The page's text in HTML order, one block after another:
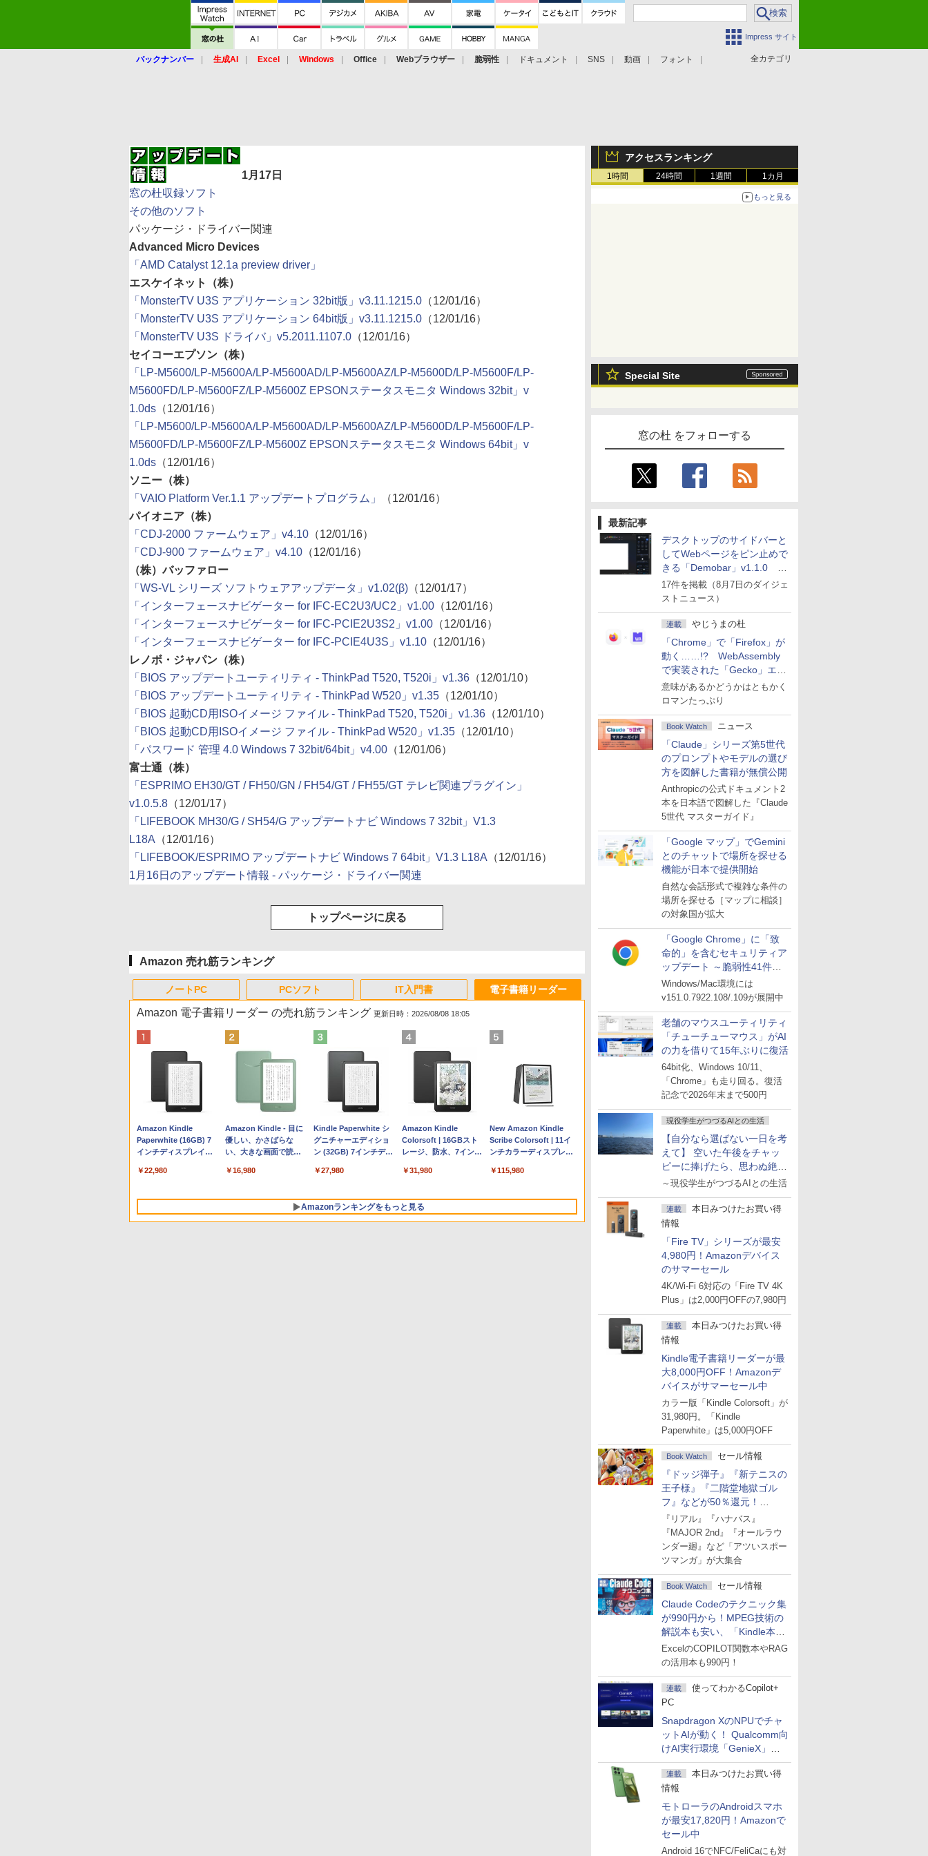
Impress サイト
全カテゴリ
バックナンバー 生成AI Excel Windows Office Webブラウザー 脆弱性 ドキュメント SNS 動画 フォント
アクセスランキング
1時間 24時間 1週間 1カ月
もっと見る
Special Site
窓の杜 をフォローする
最新記事
デスクトップのサイドバーと
してWebページをピン止めで
きる「Demobar」v1.1.0 ほ
か
17件を掲載（8月7日のダイジェ
ストニュース）
連載 やじうまの杜
「Chrome」で「Firefox」が
動く……!? WebAssembly
で実装された「Gecko」エン
ジン
意味があるかどうかはともかく
ロマンたっぷり
Book Watch ニュース
「Claude」シリーズ第5世代
のプロンプトやモデルの選び
方を図解した書籍が無償公開
Anthropicの公式ドキュメント2
本を日本語で図解した『Claude
5世代 マスターガイド』
「Google マップ」でGemini
とのチャットで場所を探せる
機能が日本で提供開始
自然な会話形式で複雑な条件の
場所を探せる［マップに相談］
の対象国が拡大
「Google Chrome」に「致
命的」を含むセキュリティア
ップデート ～脆弱性41件に
対処
Windows/Mac環境には
v151.0.7922.108/.109が展開中
老舗のマウスユーティリティ
「チューチューマウス」がAI
の力を借りて15年ぶりに復活
64bit化、Windows 10/11、
「Chrome」も走り回る。復活
記念で2026年末まで500円
現役学生がつづるAIとの生活
【自分なら選ばない一日を考
えて】 空いた午後をチャッ
ピーに捧げたら、思わぬ絶景
に出会った話
～現役学生がつづるAIとの生活
連載
本日みつけたお買い得
情報
「Fire TV」シリーズが最安
4,980円！Amazonデバイス
のサマーセール
4K/Wi-Fi 6対応の「Fire TV 4K
Plus」は2,000円OFFの7,980円
連載
本日みつけたお買い得
情報
Kindle電子書籍リーダーが最
大8,000円OFF！Amazonデ
バイスがサマーセール中
カラー版「Kindle Colorsoft」が
31,980円。「Kindle
Paperwhite」は5,000円OFF
Book Watch セール情報
『ドッジ弾子』『新テニスの
王子様』『二階堂地獄ゴル
フ』などが50％還元！
Amazonマンガ週末セール
『リアル』『ハナバス』
『MAJOR 2nd』『オールラウ
ンダー廻』など「アツいスポー
ツマンガ」が大集合
Book Watch セール情報
Claude Codeのテクニック集
が990円から！MPEG技術の
解説本も安い、「Kindle本サ
マーセール」第2弾開始！
ExcelのCOPILOT関数本やRAG
の活用本も990円！
連載
使ってわかるCopilot+
PC
Snapdragon XのNPUでチャ
ットAIが動く！ Qualcomm向
けAI実行環境「GenieX」を
試してみた
連載
本日みつけたお買い得
情報
モトローラのAndroidスマホ
が最安17,820円！Amazonで
セール中
Android 16でNFC/FeliCaにも対
1月17日
窓の杜収録ソフト
その他のソフト
パッケージ・ドライバー関連
Advanced Micro Devices
「AMD Catalyst 12.1a preview driver」
エスケイネット（株）
「MonsterTV U3S アプリケーション 32bit版」v3.11.1215.0 （12/01/16）
「MonsterTV U3S アプリケーション 64bit版」v3.11.1215.0 （12/01/16）
「MonsterTV U3S ドライバ」v5.2011.1107.0 （12/01/16）
セイコーエプソン（株）
「LP-M5600/LP-M5600A/LP-M5600AD/LP-M5600AZ/LP-M5600D/LP-M5600F/LP-
M5600FD/LP-M5600FZ/LP-M5600Z EPSONステータスモニタ Windows 32bit」v
1.0ds （12/01/16）
「LP-M5600/LP-M5600A/LP-M5600AD/LP-M5600AZ/LP-M5600D/LP-M5600F/LP-
M5600FD/LP-M5600FZ/LP-M5600Z EPSONステータスモニタ Windows 64bit」v
1.0ds （12/01/16）
ソニー（株）
「VAIO Platform Ver.1.1 アップデートプログラム」
（12/01/16）
パイオニア（株）
「CDJ-2000 ファームウェア」v4.10 （12/01/16）
「CDJ-900 ファームウェア」v4.10 （12/01/16）
（株）バッファロー
「WS-VL シリーズ ソフトウェアアップデータ」v1.02(β) （12/01/17）
「インターフェースナビゲーター for IFC-EC2U3/UC2」v1.00 （12/01/16）
「インターフェースナビゲーター for IFC-PCIE2U3S2」v1.00 （12/01/16）
「インターフェースナビゲーター for IFC-PCIE4U3S」v1.10 （12/01/16）
レノボ・ジャパン（株）
「BIOS アップデートユーティリティ - ThinkPad T520, T520i」v1.36 （12/01/10）
「BIOS アップデートユーティリティ - ThinkPad W520」v1.35 （12/01/10）
「BIOS 起動CD用ISOイメージ ファイル - ThinkPad T520, T520i」v1.36 （12/01/10）
「BIOS 起動CD用ISOイメージ ファイル - ThinkPad W520」v1.35 （12/01/10）
「パスワード 管理 4.0 Windows 7 32bit/64bit」v4.00 （12/01/06）
富士通（株）
「ESPRIMO EH30/GT / FH50/GN / FH54/GT / FH55/GT テレビ関連プラグイン」
v1.0.5.8 （12/01/17）
「LIFEBOOK MH30/G / SH54/G アップデートナビ Windows 7 32bit」V1.3
L18A （12/01/16）
「LIFEBOOK/ESPRIMO アップデートナビ Windows 7 64bit」V1.3 L18A （12/01/16）
1月16日のアップデート情報 - パッケージ・ドライバー関連
トップページに戻る
Amazon 売れ筋ランキング
ノートPC
Apple 2026 MacBook
Neo A18 Proチップ搭
載13インチノートブッ
Intelligenceのために設
スプレイ、8GBユニフ
SSDストレージ、
￥131,111
tomtoc 360°保護 15.6
16インチ パソコンケー
ス Dell NEC Lavie
Lenovo対応
￥2,952
Apple 2026 MacBook
Air M5チップ搭載13イ
ンチノートブック：AI
13.6インチLiquid
16GBユニファイドメモ
リ、1TB SSDストレー
ジ、12MPセンターフレ
￥278,800
【Amazon.co.jp限定】
HP ノートパソコン 15-
fd 15.6インチ 16GBメ
テル Core 5
￥129,800
FMV ノートパソコン
WE1-K3 (MS 365
Personal/Copilotキー搭
i5/16GB/SSD 512GB/ホ
FMVWK3E15W_AZ
￥139,880
PCソフト
Robloxギフトカード -
800 Robux 【限定バー
チャルアイテムを含
ムコード】 ロブロック
版
￥1,300
Robloxギフトカード -
1000 Robux 【限定バ
ーチャルアイテムを含
ムコード】 ロブロック
￥1,600
Microsoft Office
Home & Business
2024(最新 永続版)|オン
版|Windows11、
￥39,582
Robloxギフトカード -
2,000 Robux 【限定バ
ーチャルアイテムを含
ムコード】 ロブロック
版
￥3,200
Windows版 | Minecraft
(マインクラフト): Java &
Bedrock Edition | オンラ
￥3,600
IT入門書
生成AIパスポート公式
テキスト 第４版
￥1,766
AIイラスト表現辞典: 思
い通りの絵を引き出す
プロンプトの言葉 AI画
イラストLabo)
￥480
ClaudeCode いちばん
やさしい 教科書: 非エ
ンジニア 初心者 素人
アル AI副業にもコンテ
版にも！ 非エンジニア
のためのAIコーディン
グ入門シリーズ
￥99
1冊ですべて身につく
HTML & CSSとWebデ
ザイン入門講座［第2
￥1,292
FM TOWNS ハイパー・
カタログ: 本体ハードウ
ェア・市販ソフトウェア
最新エミュレータ紹介
￥1,600
電子書籍リーダー
Amazon 電子書籍リーダー の売れ筋ランキング 更新日時：2026/08/08 18:05
Amazon Kindle
Paperwhite (16GB) 7
インチディスプレイ、
間持続バッテリー、広
￥22,980
Amazon Kindle - 目に
優しい、かさばらな
い、大きな画面で読み
テリー、6インチディス
ー、マッチャ、16GB、
￥16,980
Kindle Paperwhite シ
グニチャーエディショ
ン (32GB) 7インチディ
調整、色調調節ライ
リー、広告なし、メタ
リックブラック
￥27,980
Amazon Kindle
Colorsoft | 16GBスト
レージ、防水、7インチ
色調調節ライト、最大8
広告無し、ブラック
(2025年発売)
￥31,980
New Amazon Kindle
Scribe Colorsoft | 11イ
ンチカラーディスプレ
ノート機能搭載、明るさ
ト、プレミアムペン付
￥115,980
Amazonランキングをもっと見る